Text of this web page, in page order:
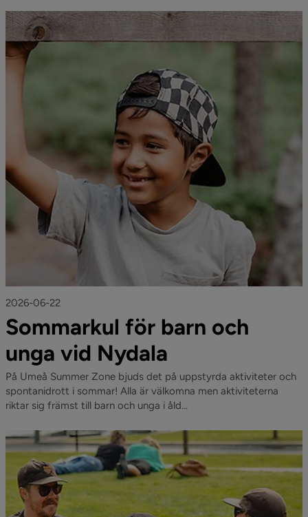
2026-06-22
Sommarkul för barn och
unga vid Nydala
På Umeå Summer Zone bjuds det på uppstyrda aktiviteter och
spontanidrott i sommar! Alla är välkomna men aktiviteterna
riktar sig främst till barn och unga i åld...